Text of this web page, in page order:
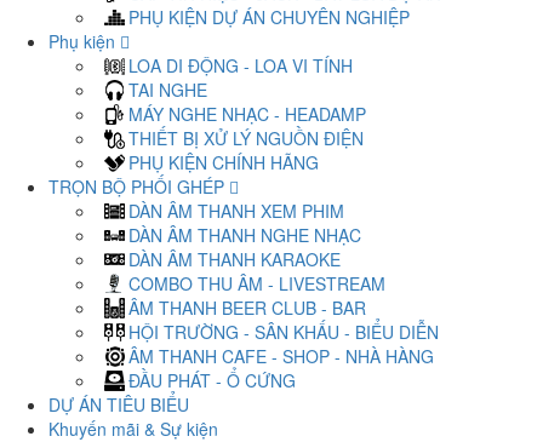
PHỤ KIỆN DỰ ÁN CHUYÊN NGHIỆP
Phụ kiện
LOA DI ĐỘNG - LOA VI TÍNH
TAI NGHE
MÁY NGHE NHẠC - HEADAMP
THIẾT BỊ XỬ LÝ NGUỒN ĐIỆN
PHỤ KIỆN CHÍNH HÃNG
TRỌN BỘ PHỐI GHÉP
DÀN ÂM THANH XEM PHIM
DÀN ÂM THANH NGHE NHẠC
DÀN ÂM THANH KARAOKE
COMBO THU ÂM - LIVESTREAM
ÂM THANH BEER CLUB - BAR
HỘI TRƯỜNG - SÂN KHẤU - BIỂU DIỄN
ÂM THANH CAFE - SHOP - NHÀ HÀNG
ĐẦU PHÁT - Ổ CỨNG
DỰ ÁN TIÊU BIỂU
Khuyến mãi & Sự kiện